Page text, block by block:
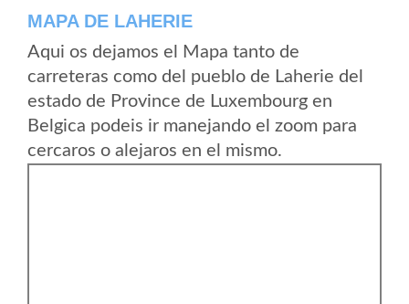
MAPA DE LAHERIE
Aqui os dejamos el Mapa tanto de
carreteras como del pueblo de Laherie del
estado de Province de Luxembourg en
Belgica podeis ir manejando el zoom para
cercaros o alejaros en el mismo.